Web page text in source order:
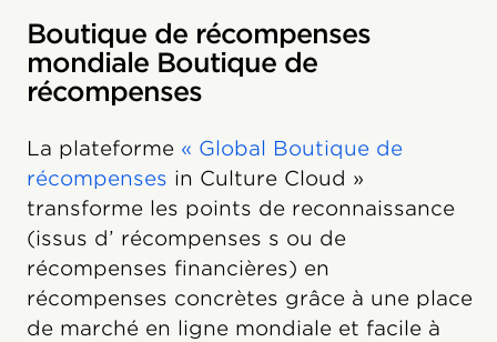
Boutique de récompenses
mondiale Boutique de
récompenses
La plateforme « Global Boutique de
récompenses in Culture Cloud »
transforme les points de reconnaissance
(issus d’ récompenses s ou de
récompenses financières) en
récompenses concrètes grâce à une place
de marché en ligne mondiale et facile à